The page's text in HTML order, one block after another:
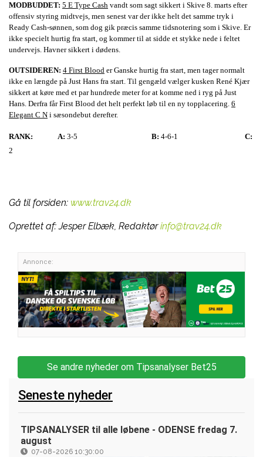
MODBUDDET: 5 E Type Cash vandt som sagt sikkert i Skive 8. marts efter
offensiv styring midtvejs, men senest var der ikke helt det samme tryk i
Ready Cash-sønnen, som dog gik præcis samme tidsnotering som i Skive. Er
ikke specielt hurtig fra start, og kommer til at sidde et stykke nede i feltet
undervejs. Havner sikkert i dødens.
OUTSIDEREN: 4 First Blood er Ganske hurtig fra start, men tager normalt
ikke en længde på Just Hans fra start. Til gengæld vælger kusken René Kjær
sikkert at køre med et par hundrede meter for at komme ned i ryg på Just
Hans. Derfra får First Blood det helt perfekt løb til en ny topplacering. 6
Elegant C N i sæsondebut derefter.
RANK: A: 3-5 B: 4-6-1
C:
2
Gå til forsiden: www.trav24.dk
Oprettet af:Jesper Elbæk, Redaktør info@trav24.dk
Annonce:
Se andre nyheder om Tipsanalyser Bet25
Seneste nyheder
TIPSANALYSER til alle løbene - ODENSE fredag 7.
august
07-08-2026 10:30:00